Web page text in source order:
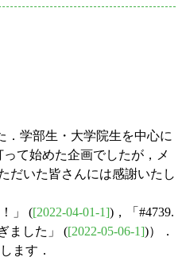
．学部生・大学院生を中心に
て始めた企画でしたが，メ
だいた皆さんには感謝いたし
」 ([2022-04-01-1])，「#4739.
ました」 ([2022-05-06-1])）．
ます．